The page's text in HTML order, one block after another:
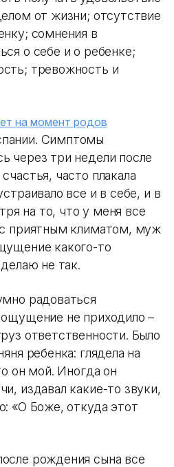
от жизни; отсутствие
сомнения в
о себе и о ребенке;
тревожность и
на момент родов
Симптомы
через три недели после
часто плакала
все и в себе, и в
на то, что у меня все
приятным климатом, муж
какого-то
не так.
радоваться
не приходило –
ответственности. Было
ребенка: глядела на
он мой. Иногда он
издавал какие-то звуки,
«О Боже, откуда этот
рождения сына все